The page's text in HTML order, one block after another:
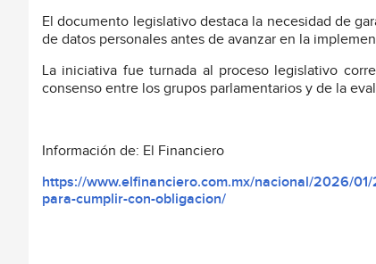
El documento legislativo destaca la necesidad de
de datos personales antes de avanzar en la
La iniciativa fue turnada al proceso legislativo
consenso entre los grupos parlamentarios y de la
Información de: El Financiero
https://www.elfinanciero.com.mx/nacional/2026/
para-cumplir-con-obligacion/